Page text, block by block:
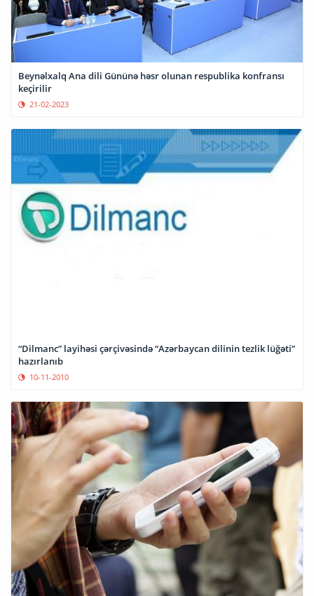
Beynəlxalq Ana dili Gününə həsr olunan respublika konfransı
keçirilir
21-02-2023
“Dilmanc” layihəsi çərçivəsində “Azərbaycan dilinin tezlik lüğəti”
hazırlanıb
10-11-2010